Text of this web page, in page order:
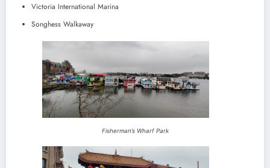
Victoria International Marina
Songhess Walkaway
Fisherman’s Wharf Park